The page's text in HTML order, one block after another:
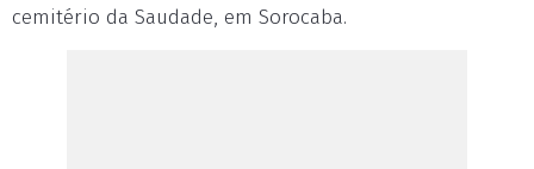
cemitério da Saudade, em Sorocaba.